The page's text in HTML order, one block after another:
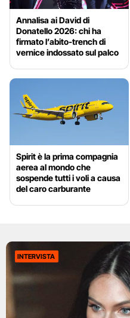
Annalisa ai David di
Donatello 2026: chi ha
firmato l’abito-trench di
vernice indossato sul palco
Spirit è la prima compagnia
aerea al mondo che
sospende tutti i voli a causa
del caro carburante
INTERVISTA